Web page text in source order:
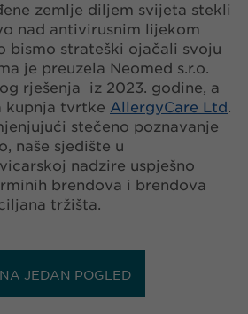
zemlje diljem svijeta stekli
nad antivirusnim lijekom
bismo strateški ojačali svoju
je preuzela Neomed s.r.o.
rješenja iz 2023. godine, a
kupnja tvrtke AllergyCare Ltd.
stečeno poznavanje
naše sjedište u
nadzire uspješno
brendova i brendova
tržišta.
NA JEDAN POGLED